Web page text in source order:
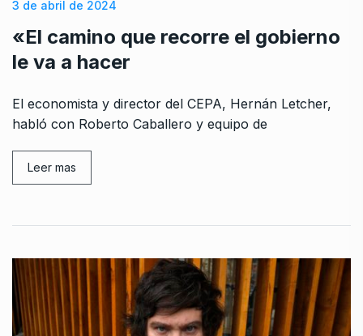
3 de abril de 2024
«El camino que recorre el gobierno
le va a hacer
El economista y director del CEPA, Hernán Letcher,
habló con Roberto Caballero y equipo de
Leer mas